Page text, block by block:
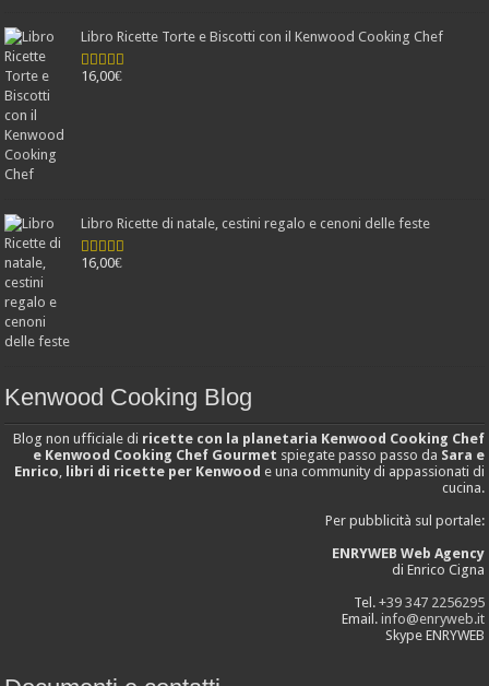
Libro Ricette Torte e Biscotti con il Kenwood Cooking Chef
Valutato
16,00€
Libro Ricette di natale, cestini regalo e cenoni delle feste
Valutato
16,00€
Kenwood Cooking Blog
Blog non ufficiale di ricette con la planetaria Kenwood Cooking Chef
e Kenwood Cooking Chef Gourmet spiegate passo passo da Sara e
Enrico
libri di ricette per Kenwood e una community di appassionati di
cucina.
Per pubblicità sul portale:
ENRYWEB Web Agency
di Enrico Cigna
Tel. +39 347 2256295
Email. info@enryweb.it
Skype ENRYWEB